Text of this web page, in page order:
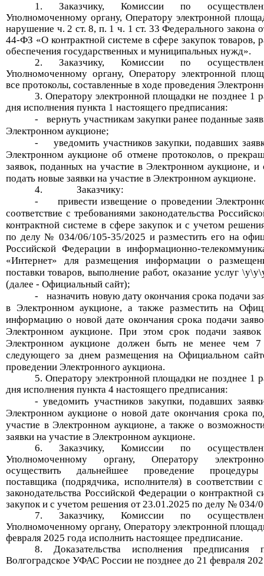
Заказчику, Комиссии по
Уполномоченному органу, Оператору электронной
нарушение ч. 2 ст. 8, п. 1 ч. 1 ст. 33 Федерального закона
44-ФЗ «О контрактной системе в сфере закупок товаров,
обеспечения государственных и муниципальных нужд».
Заказчику, Комиссии по
Уполномоченному органу, Оператору электронной
все протоколы, составленные в ходе проведения
Оператору электронной площадки не позднее 1
дня исполнения пункта 1 настоящего предписания:
-
вернуть участникам закупки ранее поданные
Электронном аукционе;
-
уведомить участников закупки, подавших
Электронном аукционе об отмене протоколов, о
заявок, поданных на участие в Электронном аукционе,
подать новые заявки на участие в Электронном аукционе.
Заказчику:
-
привести извещение о проведении
соответствие с требованиями законодательства
контрактной системе в сфере закупок и с учетом
по делу № 034/06/105-35/2025 и разместить его на
Российской Федерации в информационно-
«Интернет» для размещения информации о
поставки товаров, выполнение работ, оказание услуг
(далее - Официальный сайт);
-
назначить новую дату окончания срока подачи
в Электронном аукционе, а также разместить на
информацию о новой дате окончания срока подачи
Электронном аукционе. При этом срок подачи
Электронном аукционе должен быть не менее чем
следующего за днем размещения на Официальном
проведении Электронного аукциона.
Оператору электронной площадки не позднее 1
дня исполнения пункта 4 настоящего предписания:
- уведомить участников закупки, подавших
Электронном аукционе о новой дате окончания срока
участие в Электронном аукционе, а также о
заявки на участие в Электронном аукционе.
Заказчику, Комиссии по
Уполномоченному органу, Оператору
осуществить дальнейшее проведение процедуры
поставщика (подрядчика, исполнителя) в соответствии
законодательства Российской Федерации о контрактной
закупок и с учетом решения от 23.01.2025 по делу № 034/
Заказчику, Комиссии по
Уполномоченному органу, Оператору электронной
февраля 2025 года исполнить настоящее предписание.
Доказательства исполнения предписания
Волгоградское УФАС России не позднее до 21 февраля